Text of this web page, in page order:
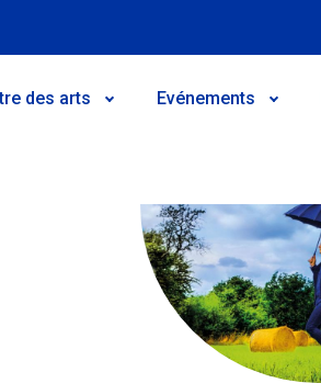
des arts Evénements